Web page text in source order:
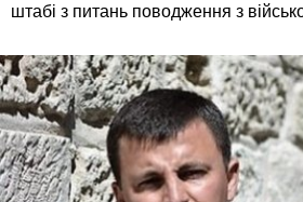
штабі з питань поводження з